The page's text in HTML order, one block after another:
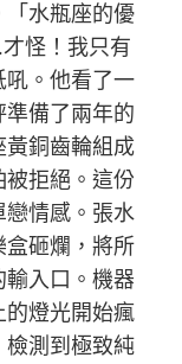
「水瓶座的優
怪！我只有
吼。他看了一
備了兩年的
黃銅齒輪組成
拒絕。這份
戀情感。張水
盒砸爛，將所
入口。機器
的燈光開始瘋
檢測到極致純